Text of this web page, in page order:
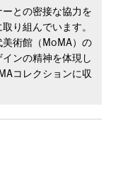
との密接な協力を
り組んでいます。
美術館（MoMA）の
ンの精神を体現し
コレクションに収